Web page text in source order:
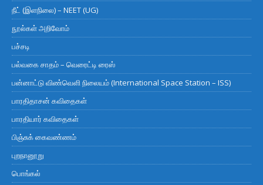
நீட் (இளநிலை) – NEET (UG)
நூல்கள் அறிவோம்
பச்சடி
பல்வகை சாதம் – வெரைட்டி ரைஸ்
பன்னாட்டு விண்வெளி நிலையம் (International Space Station – ISS)
பாரதிதாசன் கவிதைகள்
பாரதியார் கவிதைகள்
பிஞ்சுக் கைவண்ணம்
புறநானூறு
பொங்கல்